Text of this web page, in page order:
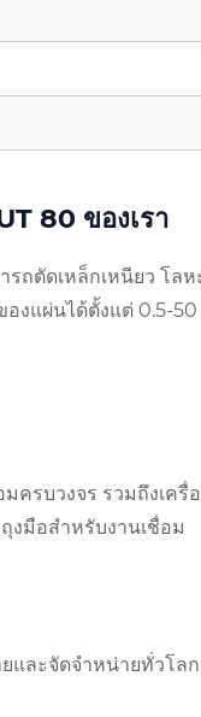
80 ของเรา
ถตัดเหล็กเหนียว โล
งแผ่นได้ตั้งแต่ 0.5-
รบวงจร รวมถึงเครื่
งมือสำหรับงานเชื่อม
ยและจัดจำหน่ายทั่วโ